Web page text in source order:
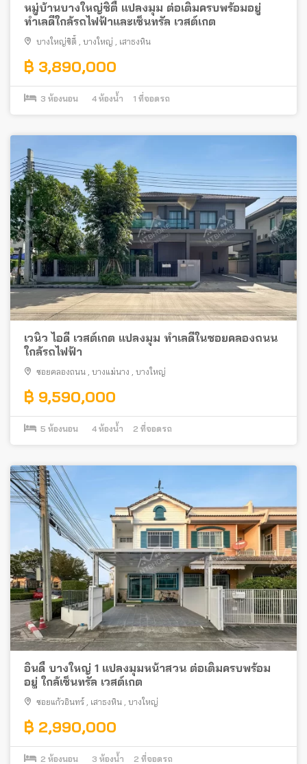
หมู่บ้านบางใหญ่ซิตี้ แปลงมุม ต่อเติมครบพร้อมอยู่
ทำเลดีใกล้รถไฟฟ้าและเซ็นทรัล เวสต์เกต
บางใหญ่ซิตี้ , บางใหญ่ , เสาธงหิน
฿ 3,890,000
3 ห้องนอน 4 ห้องน้ำ 1 ที่จอดรถ
เวนิว ไอดี เวสต์เกต แปลงมุม ทำเลดีในซอยคลองถนน
ใกล้รถไฟฟ้า
ซอยคลองถนน บางแม่นาง บางใหญ่
฿ 9,590,000
5 ห้องนอน 4 ห้องน้ำ 2 ที่จอดรถ
อินดี้ บางใหญ่ 1 แปลงมุมหน้าสวน ต่อเติมครบพร้อม
อยู่ ใกล้เซ็นทรัล เวสต์เกต
ซอยแก้วอินทร์ เสาธงหิน บางใหญ่
฿ 2,990,000
2 ห้องนอน 3 ห้องน้ำ 2 ที่จอดรถ